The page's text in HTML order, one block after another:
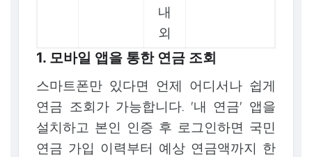
내
외
1. 모바일 앱을 통한 연금 조회
스마트폰만 있다면 언제 어디서나 쉽게
연금 조회가 가능합니다. '내 연금' 앱을
설치하고 본인 인증 후 로그인하면 국민
연금 가입 이력부터 예상 연금액까지 한